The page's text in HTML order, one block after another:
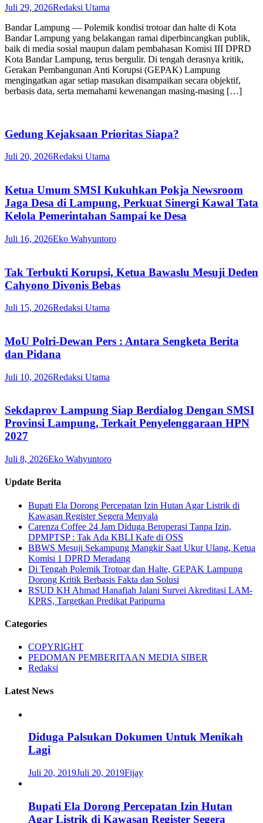
Juli 29, 2026Redaksi Utama
Bandar Lampung — Polemik kondisi trotoar dan halte di Kota
Bandar Lampung yang belakangan ramai diperbincangkan publik,
baik di media sosial maupun dalam pembahasan Komisi III DPRD
Kota Bandar Lampung, terus bergulir. Di tengah derasnya kritik,
Gerakan Pembangunan Anti Korupsi (GEPAK) Lampung
mengingatkan agar setiap masukan disampaikan secara objektif,
berbasis data, serta memahami kewenangan masing-masing […]
Gedung Kejaksaan Prioritas Siapa?
Juli 20, 2026Redaksi Utama
Ketua Umum SMSI Kukuhkan Pokja Newsroom
Jaga Desa di Lampung, Perkuat Sinergi Kawal Tata
Kelola Pemerintahan Sampai ke Desa
Juli 16, 2026Eko Wahyuntoro
Tak Terbukti Korupsi, Ketua Bawaslu Mesuji Deden
Cahyono Divonis Bebas
Juli 15, 2026Redaksi Utama
MoU Polri-Dewan Pers : Antara Sengketa Berita
dan Pidana
Juli 10, 2026Redaksi Utama
Sekdaprov Lampung Siap Berdialog Dengan SMSI
Provinsi Lampung, Terkait Penyelenggaraan HPN
2027
Juli 8, 2026Eko Wahyuntoro
Update Berita
Bupati Ela Dorong Percepatan Izin Hutan Agar Listrik di
Kawasan Register Segera Menyala
Carenza Coffee 24 Jam Diduga Beroperasi Tanpa Izin,
DPMPTSP : Tak Ada KBLI Kafe di OSS
BBWS Mesuji Sekampung Mangkir Saat Ukur Ulang, Ketua
Komisi 1 DPRD Meradang
Di Tengah Polemik Trotoar dan Halte, GEPAK Lampung
Dorong Kritik Berbasis Fakta dan Solusi
RSUD KH Ahmad Hanafiah Jalani Survei Akreditasi LAM-
KPRS, Targetkan Predikat Paripurna
Categories
COPYRIGHT
PEDOMAN PEMBERITAAN MEDIA SIBER
Redaksi
Latest News
Diduga Palsukan Dokumen Untuk Menikah
Lagi
Juli 20, 2019Juli 20, 2019Fijay
Bupati Ela Dorong Percepatan Izin Hutan
Agar Listrik di Kawasan Register Segera